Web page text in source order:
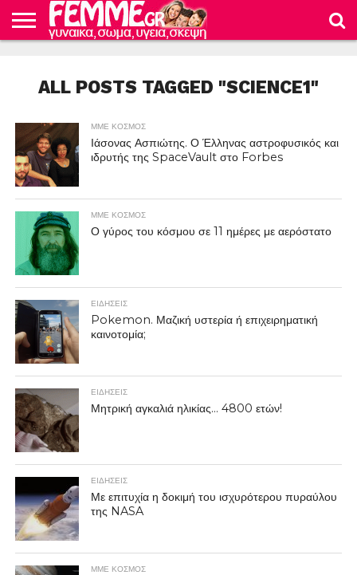
ΚΟΣΜΟΣ
ΔΙΑΤΡΟΦΗ
ΓΥΝΑΙΚΕΣ
ΓΥΝΑΙΚΕΙΟ
ΣΩΜΑ
ΜΩΡΟΥ
ALL POSTS TAGGED "SCIENCE1"
ΜΜΕ ΚΟΣΜΟΣ
Ιάσονας Ασπιώτης. Ο Έλληνας αστροφυσικός και
ιδρυτής της SpaceVault στο Forbes
ΜΜΕ ΚΟΣΜΟΣ
Ο γύρος του κόσμου σε 11 ημέρες με αερόστατο
ΕΙΔΗΣΕΙΣ
Pokemon. Μαζική υστερία ή επιχειρηματική
καινοτομία;
ΕΙΔΗΣΕΙΣ
Μητρική αγκαλιά ηλικίας… 4800 ετών!
ΕΙΔΗΣΕΙΣ
Με επιτυχία η δοκιμή του ισχυρότερου πυραύλου
της NASA
ΜΜΕ ΚΟΣΜΟΣ